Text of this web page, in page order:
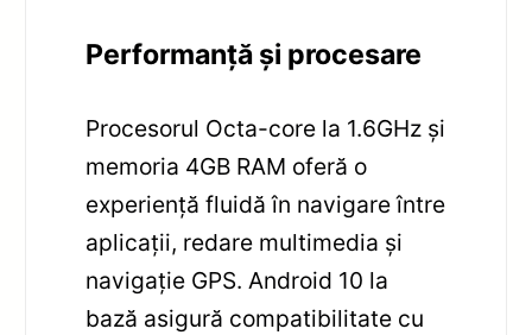
Performanță și procesare
Procesorul Octa-core la 1.6GHz și
memoria 4GB RAM oferă o
experiență fluidă în navigare între
aplicații, redare multimedia și
navigație GPS. Android 10 la
bază asigură compatibilitate cu